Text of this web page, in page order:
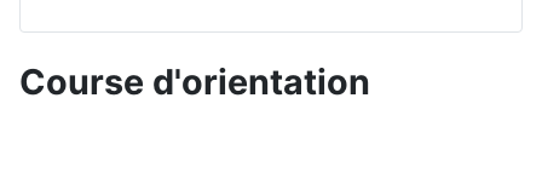
Course d'orientation